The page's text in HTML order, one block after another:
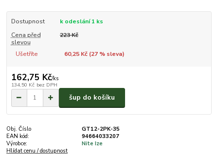
Dostupnost
k odeslání 1 ks
Cena před
slevou
223 Kč
Ušetříte 60,25 Kč (27% sleva)
162,75 Kč/ks
134,50 Kč bez DPH
šup do košíku
Obj. Číslo
GT12-2PK-35
EAN kód:
94664033207
Výrobce:
Nite Ize
Hlídat cenu / dostupnost